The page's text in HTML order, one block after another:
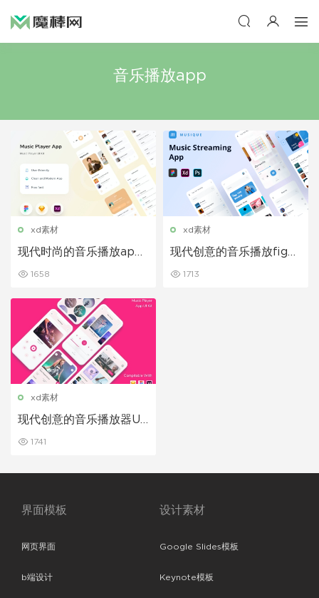
音乐播放app
xd素材
现代时尚的音乐播放app
1658
xd素材
现代创意的音乐播放figm
1713
xd素材
现代创意的音乐播放器UI
1741
界面模板
网页界面
b端设计
设计素材
Google Slides模板
Keynote模板